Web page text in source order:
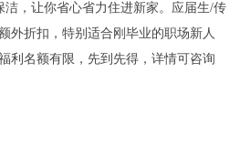
，让你省心省力住进新家。应届生/传
外折扣，特别适合刚毕业的职场新人
利名额有限，先到先得，详情可咨询